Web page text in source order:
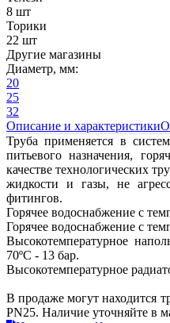
8 шт
Торики
22 шт
Другие магазины
Диаметр, мм:
20
25
32
Описание и характеристики
Труба применяется в
питьевого назначения,
качестве технологических
жидкости и газы, не
фитингов.
Горячее водоснабжение с
Горячее водоснабжение с
Высокотемпературное
70ºС - 13 бар.
Высокотемпературное
В продаже могут находится
PN25. Наличие уточняйте в